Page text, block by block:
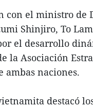
con el ministro de
Shinjiro, To
el desarrollo
la Asociación
ambas naciones.
destacó